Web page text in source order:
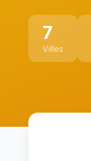
7
Villes